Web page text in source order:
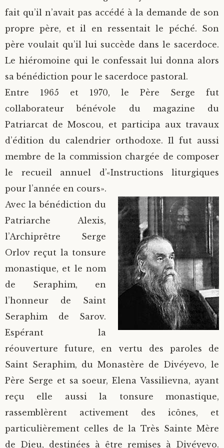
fait qu’il n’avait pas accédé à la demande de son
propre père, et il en ressentait le péché. Son
père voulait qu’il lui succède dans le sacerdoce.
Le hiéromoine qui le confessait lui donna alors
sa bénédiction pour le sacerdoce pastoral.
Entre 1965 et 1970, le Père Serge fut
collaborateur bénévole du magazine du
Patriarcat de Moscou, et participa aux travaux
d’édition du calendrier orthodoxe. Il fut aussi
membre de la commission chargée de composer
le recueil annuel d’«Instructions liturgiques
pour l’année en cours».
Avec la bénédiction du
Patriarche Alexis,
l’Archiprêtre Serge
Orlov reçut la tonsure
monastique, et le nom
de Seraphim, en
l’honneur de Saint
Seraphim de Sarov.
Espérant la
réouverture future, en vertu des paroles de
Saint Seraphim, du Monastère de Divéyevo, le
Père Serge et sa soeur, Elena Vassilievna, ayant
reçu elle aussi la tonsure monastique,
rassemblèrent activement des icônes, et
particulièrement celles de la Très Sainte Mère
de Dieu, destinées à être remises à Divéyevo.